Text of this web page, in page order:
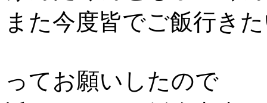
また今度皆でご飯行き
ってお願いしたので